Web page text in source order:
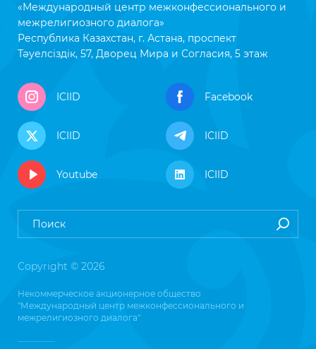
«Международный центр межконфессионального и
межрелигиозного диалога»
Республика Казахстан, г. Астана, проспект
Тәуелсіздік, 57, Дворец Мира и Согласия, 5 этаж
ICIID Facebook
ICIID ICIID
Youtube ICIID
Copyright © 2026
Некоммерческое акционерное общество
"Международный центр межконфессионального и
межрелигиозного диалога"